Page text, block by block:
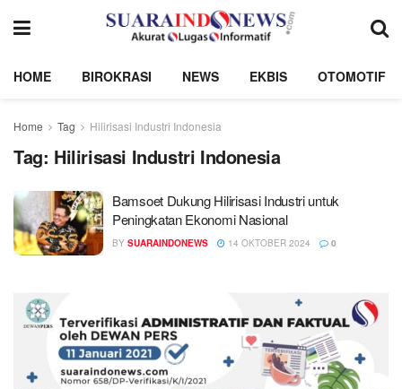
HOME BIROKRASI NEWS EKBIS OTOMOTIF
Home Tag Hilirisasi Industri Indonesia
Tag: Hilirisasi Industri Indonesia
Bamsoet Dukung Hilirisasi Industri untuk
Peningkatan Ekonomi Nasional
BY SUARAINDONEWS 14 OKTOBER 2024 0